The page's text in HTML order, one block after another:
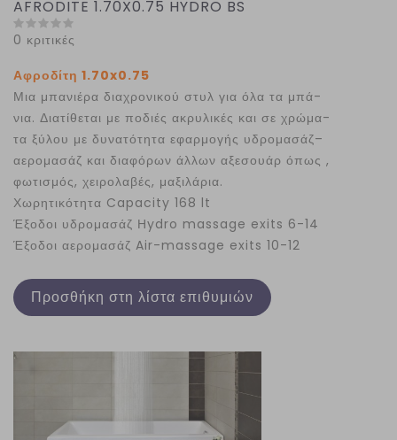
AFRODITE 1.70X0.75 HYDRO BS
0 κριτικές
Αφροδίτη 1.70x0.75
Μια μπανιέρα διαχρονικού στυλ για όλα τα μπά-
νια. Διατίθεται με ποδιές ακρυλικές και σε χρώμα-
τα ξύλου με δυνατότητα εφαρμογής υδρομασάζ–
αερομασάζ και διαφόρων άλλων αξεσουάρ όπως ,
φωτισμός, χειρολαβές, μαξιλάρια.
Χωρητικότητα Capacity 168 lt
Έξοδοι υδρομασάζ Ηydro massage exits 6-14
Έξοδοι αερομασάζ Air-massage exits 10-12
Προσθήκη στη λίστα επιθυμιών